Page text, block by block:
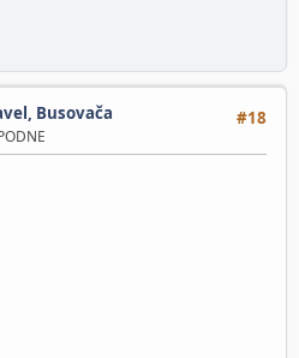
#18
Busovača